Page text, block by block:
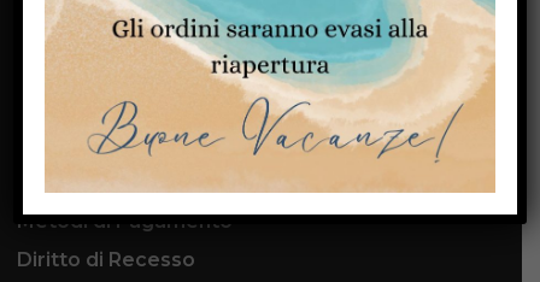
CUSTOMER SERVICE
Contatti
Metodi di Spedizione
Metodi di Pagamento
Diritto di Recesso